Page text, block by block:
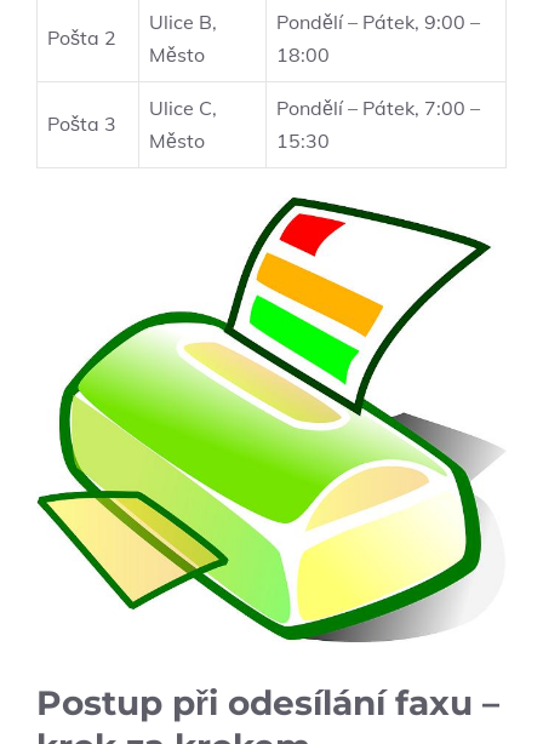
Pošta 2
Ulice B,
Město
Pondělí – Pátek, 9:00 –
18:00
Pošta 3
Ulice C,
Město
Pondělí – Pátek, 7:00 –
15:30
Postup při odesílání faxu –